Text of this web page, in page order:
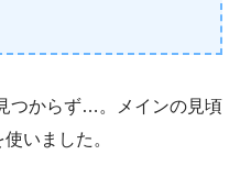
つからず…。メインの見頃
いました。